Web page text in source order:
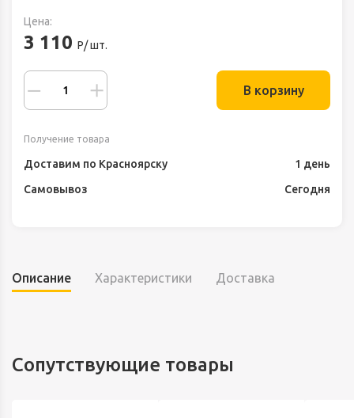
Цена:
3 110 Р/ шт.
В корзину
Получение товара
Доставим по Красноярску
1 день
Самовывоз
Сегодня
Описание Характеристики Доставка
Сопутствующие товары